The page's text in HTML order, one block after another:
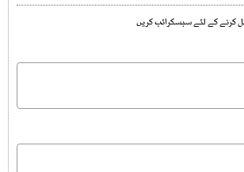
کرنے کے لئے سبسکرائب کریں